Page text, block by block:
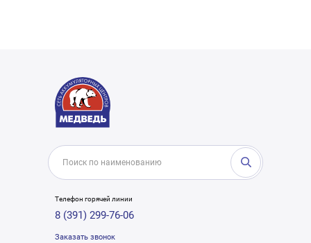
Телефон горячей линии
8 (391) 299-76-06
Заказать звонок